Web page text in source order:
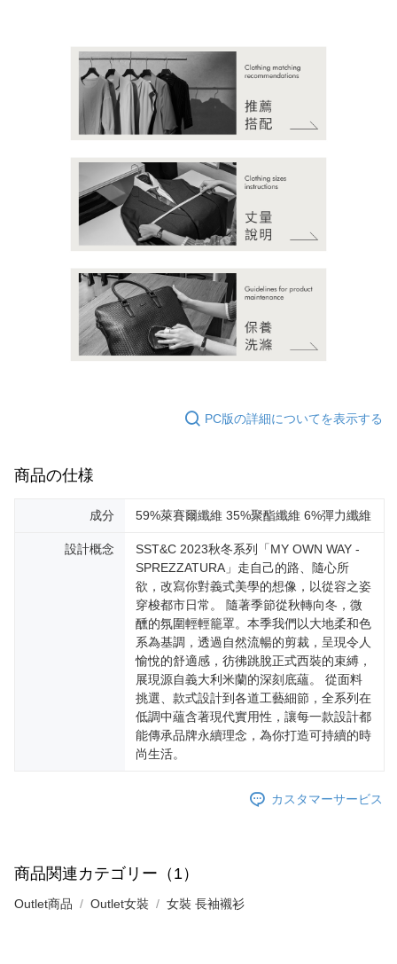
PC版の詳細についてを表示する
商品の仕様
成分 59%萊賽爾纖維 35%聚酯纖維 6%彈力纖維
設計概念
SST&C 2023秋冬系列「MY OWN WAY -
SPREZZATURA」走自己的路、隨心所
欲，改寫你對義式美學的想像，以從容之姿
穿梭都市日常。 隨著季節從秋轉向冬，微
醺的氛圍輕輕籠罩。本季我們以大地柔和色
系為基調，透過自然流暢的剪裁，呈現令人
愉悅的舒適感，彷彿跳脫正式西裝的束縛，
展現源自義大利米蘭的深刻底蘊。 從面料
挑選、款式設計到各道工藝細節，全系列在
低調中蘊含著現代實用性，讓每一款設計都
能傳承品牌永續理念，為你打造可持續的時
尚生活。
カスタマーサービス
商品関連カテゴリー（1）
Outlet商品 Outlet女裝 女裝 長袖襯衫